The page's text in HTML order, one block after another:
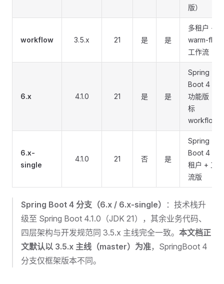
版）
workflow 3.5.x 21 是 是
多租户 +
warm-flow
工作流
6.x 4.1.0 21 是 是
Spring
Boot 4 全
功能版（对
标
workflow
6.x-
single
4.1.0 21 否 是
Spring
Boot 4 单
租户 + 工作
流版
Spring Boot 4 分支（6.x / 6.x-single）
：技术栈升
级至 Spring Boot 4.1.0（JDK 21），其余业务代码、
四层架构与开发规范同 3.5.x 主线完全一致。 本文档正
文默认以 3.5.x 主线（master）为准，SpringBoot 4
分支仅框架版本不同。